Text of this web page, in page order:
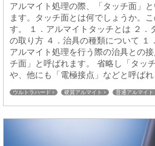
アルマイト処理の際、「タッチ面」
ます。タッチ面とは何でしょうか。
す。 １．アルマイトタッチとは ２．
の取り方 ４．治具の種類について １
アルマイト処理を行う際の治具との
チ面」と呼ばれます。 省略し「タッ
や、他にも「電極接点」などと呼ば
ウルトラハード 硬質アルマイト 普通アルマイト